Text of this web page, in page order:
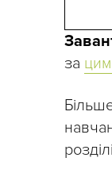
за
розділі